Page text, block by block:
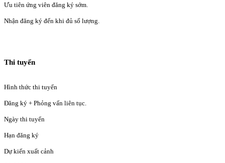
Ưu tiên ứng viên đăng ký sớm.
Nhận đăng ký đến khi đủ số lượng.
Thi tuyển
Hình thức thi tuyển
Đăng ký + Phỏng vấn liên tục.
Ngày thi tuyển
Hạn đăng ký
Dự kiến xuất cảnh